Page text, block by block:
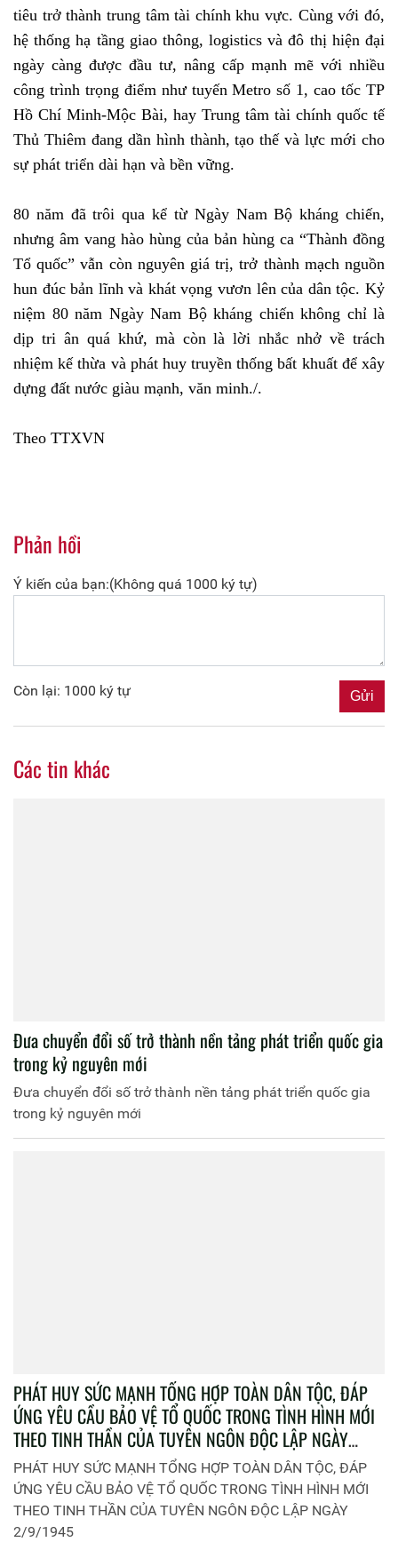
tiêu trở thành trung tâm tài chính khu vực. Cùng với đó,
hệ thống hạ tầng giao thông, logistics và đô thị hiện đại
ngày càng được đầu tư, nâng cấp mạnh mẽ với nhiều
công trình trọng điểm như tuyến Metro số 1, cao tốc TP
Hồ Chí Minh-Mộc Bài, hay Trung tâm tài chính quốc tế
Thủ Thiêm đang dần hình thành, tạo thế và lực mới cho
sự phát triển dài hạn và bền vững.
80 năm đã trôi qua kể từ Ngày Nam Bộ kháng chiến,
nhưng âm vang hào hùng của bản hùng ca “Thành đồng
Tổ quốc” vẫn còn nguyên giá trị, trở thành mạch nguồn
hun đúc bản lĩnh và khát vọng vươn lên của dân tộc. Kỷ
niệm 80 năm Ngày Nam Bộ kháng chiến không chỉ là
dịp tri ân quá khứ, mà còn là lời nhắc nhở về trách
nhiệm kế thừa và phát huy truyền thống bất khuất để xây
dựng đất nước giàu mạnh, văn minh./.
Theo TTXVN
Phản hồi
Ý kiến của bạn:(Không quá 1000 ký tự)
Còn lại: 1000 ký tự
Các tin khác
Đưa chuyển đổi số trở thành nền tảng phát triển quốc gia
trong kỷ nguyên mới
Đưa chuyển đổi số trở thành nền tảng phát triển quốc gia
trong kỷ nguyên mới
PHÁT HUY SỨC MẠNH TỔNG HỢP TOÀN DÂN TỘC, ĐÁP
ỨNG YÊU CẦU BẢO VỆ TỔ QUỐC TRONG TÌNH HÌNH MỚI
THEO TINH THẦN CỦA TUYÊN NGÔN ĐỘC LẬP NGÀY
2/9/1945
PHÁT HUY SỨC MẠNH TỔNG HỢP TOÀN DÂN TỘC, ĐÁP
ỨNG YÊU CẦU BẢO VỆ TỔ QUỐC TRONG TÌNH HÌNH MỚI
THEO TINH THẦN CỦA TUYÊN NGÔN ĐỘC LẬP NGÀY
2/9/1945